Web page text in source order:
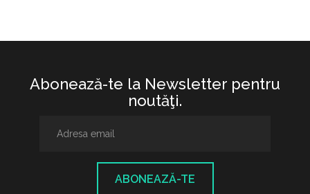
Abonează-te la Newsletter pentru
noutăţi.
ABONEAZĂ-TE